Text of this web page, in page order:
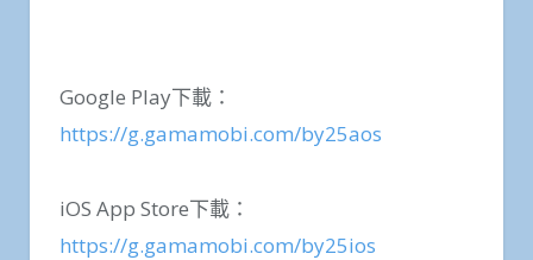
Google Play下載：
https://g.gamamobi.com/by25aos
iOS App Store下載：
https://g.gamamobi.com/by25ios